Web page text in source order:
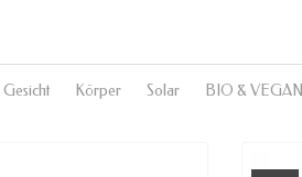
Gesicht Körper Solar BIO & VEGAN